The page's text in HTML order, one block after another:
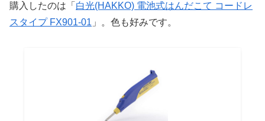
購入したのは「 白光(HAKKO) 電池式はんだこて コードレ
スタイプ FX901-01 」。色も好みです。